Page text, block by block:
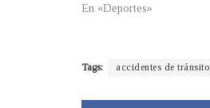
En «Deportes»
Tags: accidentes de tránsito